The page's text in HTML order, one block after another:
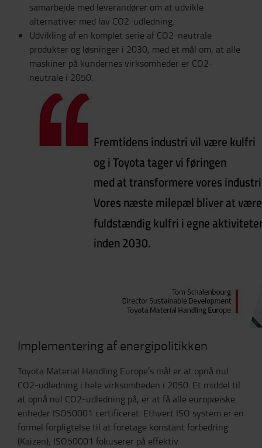
samarbejde med leverandører om at udvikle
alternativer med lav CO2-udledning.
Udvikling af en komplet serie af CO2-neutrale
produkter og løsninger i 2030, med et mål om, at alle
maskiner på kundernes virksomheder er CO2-
neutrale i 2050.
Implementering af energipolitikken
Toyota Material Handling Europe’s mål er at opnå nul
CO2-udledning i hele virksomheden i 2050. Et middel til
at opnå nul CO2-udledning på, er at få alle europæiske
enheder ISO50001 certificeret. Ethvert ISO system er en
formel forpligtelse til at foretage konstant forbedring
(Kaizen); ISO50001 fokuserer på effektiv